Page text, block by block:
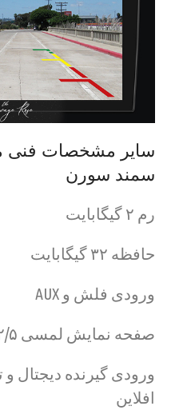
سایر مشخصات فنی
سمند سورن
رم ۲ گیگابایت
حافظه ۳۲ گیگابایت
ورودی فلش و AUX
صفحه نمایش لمسی ۲/۵ بعدی
ورودی گیرنده دیجتال
افلاین